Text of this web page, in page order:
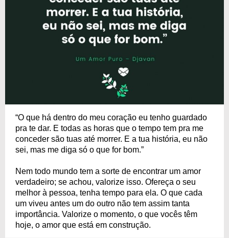
“O que há dentro do meu coração eu tenho guardado
pra te dar. E todas as horas que o tempo tem pra me
conceder são tuas até morrer. E a tua história, eu não
sei, mas me diga só o que for bom.”
Nem todo mundo tem a sorte de encontrar um amor
verdadeiro; se achou, valorize isso. Ofereça o seu
melhor à pessoa, tenha tempo para ela. O que cada
um viveu antes um do outro não tem assim tanta
importância. Valorize o momento, o que vocês têm
hoje, o amor que está em construção.